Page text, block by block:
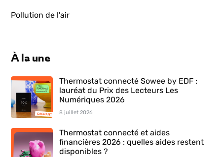
Pollution de l'air
À la une
Thermostat connecté Sowee by EDF :
lauréat du Prix des Lecteurs Les
Numériques 2026
8 juillet 2026
Thermostat connecté et aides
financières 2026 : quelles aides restent
disponibles ?